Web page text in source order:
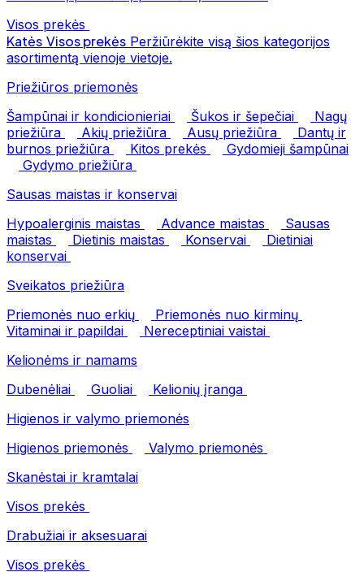
Visos prekės
Katės Visos prekės Peržiūrėkite visą šios kategorijos
asortimentą vienoje vietoje.
Priežiūros priemonės
Šampūnai ir kondicionieriai
Šukos ir šepečiai
Nagų
priežiūra
Akių priežiūra Ausų priežiūra
Dantų ir
burnos priežiūra
Kitos prekės
Gydomieji šampūnai
Gydymo priežiūra
Sausas maistas ir konservai
Hypoalerginis maistas
Advance maistas
Sausas
maistas
Dietinis maistas Konservai
Dietiniai
konservai
Sveikatos priežiūra
Priemonės nuo erkių
Priemonės nuo kirminų
Vitaminai ir papildai
Nereceptiniai vaistai
Kelionėms ir namams
Dubenėliai
Guoliai
Kelionių įranga
Higienos ir valymo priemonės
Higienos priemonės
Valymo priemonės
Skanėstai ir kramtalai
Visos prekės
Drabužiai ir aksesuarai
Visos prekės